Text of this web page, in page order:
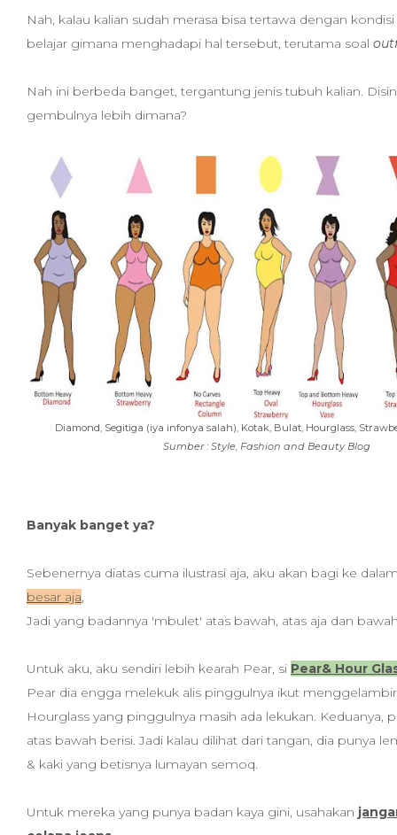
Nah, kalau kalian sudah merasa bisa tertawa dengan
belajar gimana menghadapi hal tersebut, terutama soal
Nah ini berbeda banget, tergantung jenis tubuh kalian.
gembulnya lebih dimana?
Diamond, Segitiga (iya infonya salah), Kotak, Bulat, Hourglass,
Sumber : Style, Fashion and Beauty Blog
Banyak banget ya?
Sebenernya diatas cuma ilustrasi aja, aku akan bagi ke
besar aja,
Jadi yang badannya 'mbulet' atas bawah, atas aja dan
Untuk aku, aku sendiri lebih kearah Pear, si Pear& Hour
Pear dia engga melekuk alis pinggulnya ikut
Hourglass yang pinggulnya masih ada lekukan. Keduanya,
atas bawah berisi. Jadi kalau dilihat dari tangan, dia punya
& kaki yang betisnya lumayan semoq.
Untuk mereka yang punya badan kaya gini, usahakan